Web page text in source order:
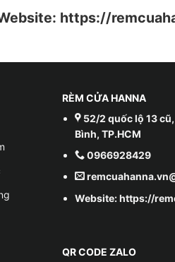
https://
RÈM CỬA HANNA
52/2 quốc lộ 13
Bình, TP.HCM
0966928429
Website: https://
QR CODE ZALO